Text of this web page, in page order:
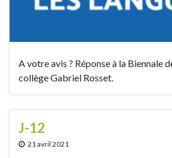
A votre avis ? Réponse à la Biennale
collège Gabriel Rosset.
J-12
21 avril 2021